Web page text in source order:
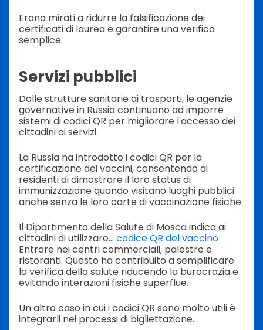
Erano mirati a ridurre la falsificazione dei
certificati di laurea e garantire una verifica
semplice.
Servizi pubblici
Dalle strutture sanitarie ai trasporti, le agenzie
governative in Russia continuano ad imporre
sistemi di codici QR per migliorare l'accesso dei
cittadini ai servizi.
La Russia ha introdotto i codici QR per la
certificazione dei vaccini, consentendo ai
residenti di dimostrare il loro status di
immunizzazione quando visitano luoghi pubblici
anche senza le loro carte di vaccinazione fisiche.
Il Dipartimento della Salute di Mosca indica ai
cittadini di utilizzare... codice QR del vaccino
Entrare nei centri commerciali, palestre e
ristoranti. Questo ha contribuito a semplificare
la verifica della salute riducendo la burocrazia e
evitando interazioni fisiche superflue.
Un altro caso in cui i codici QR sono molto utili è
integrarli nei processi di bigliettazione.